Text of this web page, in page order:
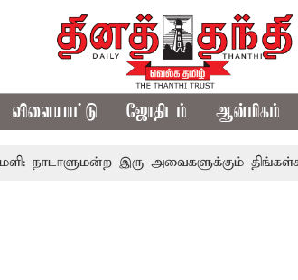
விளையாட்டு ஜோதிடம் ஆன்மிகம்
இரு அவைகளுக்கும் திங்கள்கிழமை